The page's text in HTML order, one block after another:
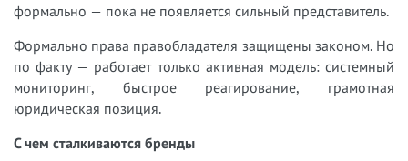
формально — пока не появляется сильный представитель.
Формально права правобладателя защищены законом. Но
по факту — работает только активная модель: системный
мониторинг, быстрое реагирование, грамотная
юридическая позиция.
С чем сталкиваются бренды